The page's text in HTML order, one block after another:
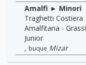
Amalfi ► Minori
Traghetti Costiera
Amalfitana - Grassi
Junior
, buque Mizar